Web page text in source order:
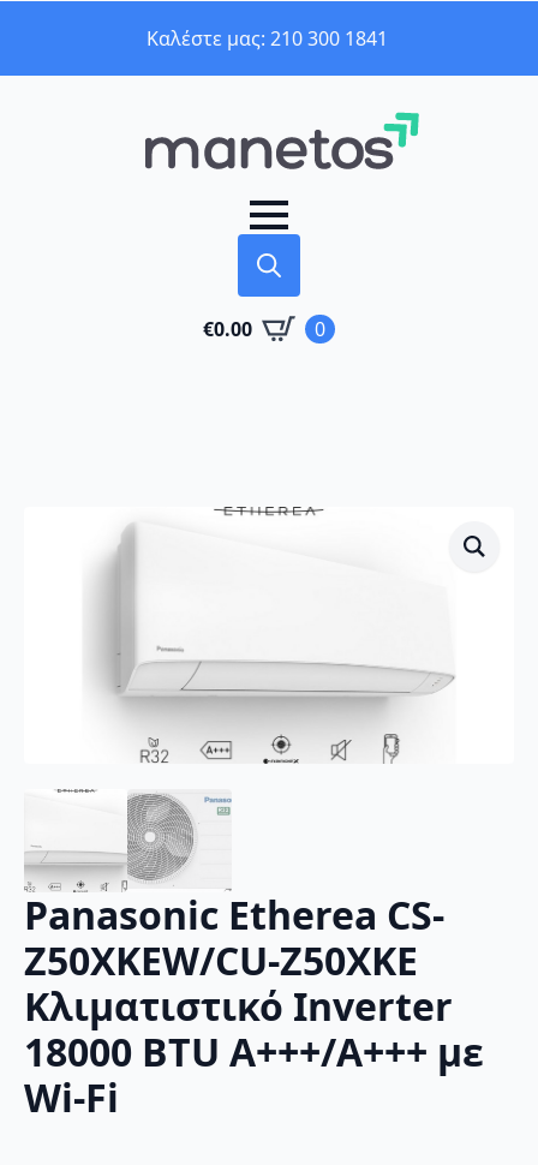
Καλέστε μας: 210 300 1841
for:
€0.00 0
Panasonic Etherea CS-
Z50XKEW/CU-Z50XKE
Κλιματιστικό Inverter
18000 BTU A+++/A+++ με
Wi-Fi